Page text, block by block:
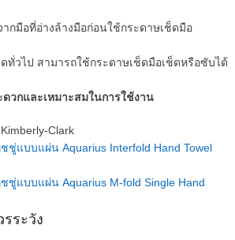
กมือที่อ่างล้างมือก่อนใช้กระดาษเช็ดมือ
ทั่วไป สามารถใช้กระดาษเช็ดมือเช็ดหรือซับได้
วกและเหมาะสมในการใช้งาน
Clark
ชู่แบบแผ่น Aquarius Interfold Hand Towel
ชู่แบบแผ่น Aquarius M-fold Single Hand
ระวัง